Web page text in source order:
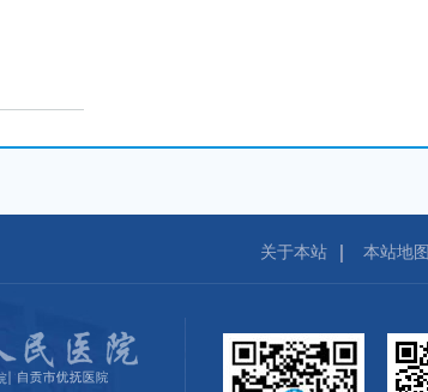
关于本站 本站地图